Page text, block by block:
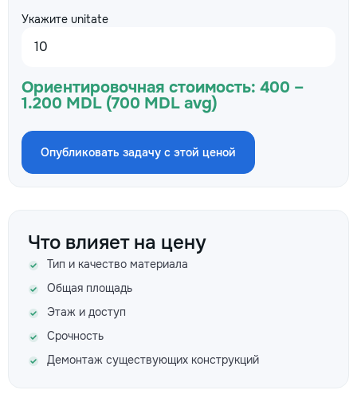
Укажите unitate
Ориентировочная стоимость: 400 –
1.200 MDL (700 MDL avg)
Опубликовать задачу с этой ценой
Что влияет на цену
Тип и качество материала
Общая площадь
Этаж и доступ
Срочность
Демонтаж существующих конструкций